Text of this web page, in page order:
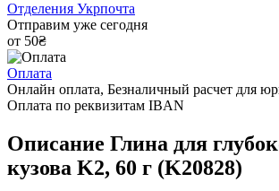
Отделения Укрпочта
Отправим уже сегодня
от 50₴
Оплата
Онлайн оплата, Безналичный расчет для
Оплата по реквизитам IBAN
Описание Глина для
кузова K2, 60 г (K20828)